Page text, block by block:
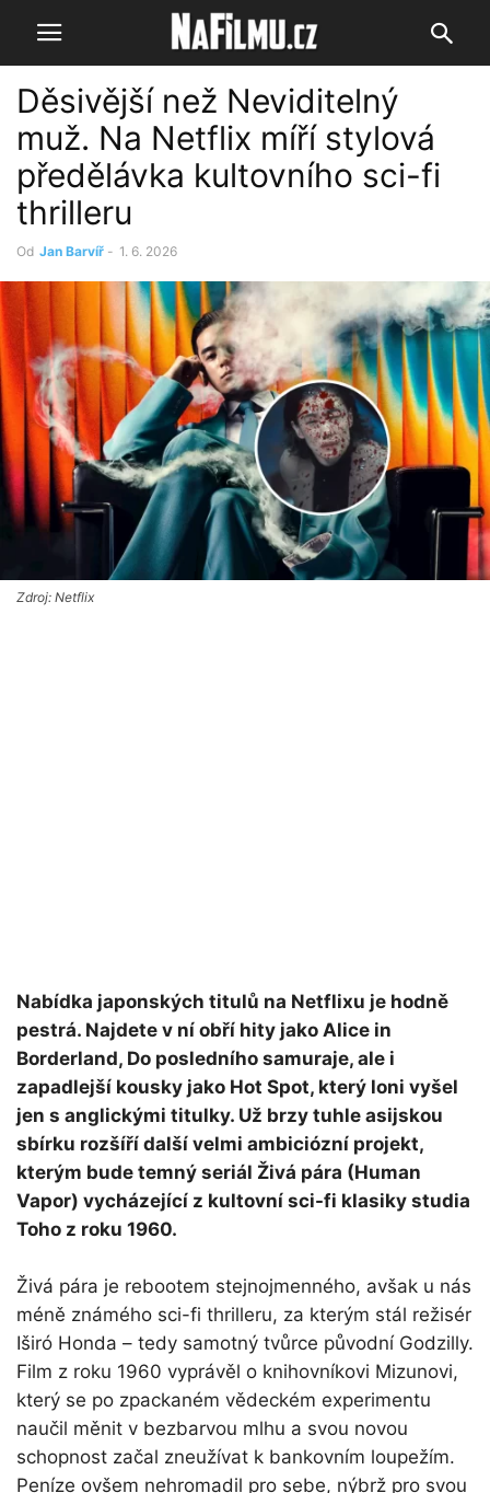
Děsivější než Neviditelný
muž. Na Netflix míří stylová
předělávka kultovního sci-fi
thrilleru
Od Jan Barvíř - 1. 6. 2026
Zdroj: Netflix
Nabídka japonských titulů na Netflixu je hodně
pestrá. Najdete v ní obří hity jako Alice in
Borderland, Do posledního samuraje, ale i
zapadlejší kousky jako Hot Spot, který loni vyšel
jen s anglickými titulky. Už brzy tuhle asijskou
sbírku rozšíří další velmi ambiciózní projekt,
kterým bude temný seriál Živá pára (Human
Vapor) vycházející z kultovní sci-fi klasiky studia
Toho z roku 1960.
Živá pára je rebootem stejnojmenného, avšak u nás
méně známého sci-fi thrilleru, za kterým stál režisér
Iširó Honda – tedy samotný tvůrce původní Godzilly.
Film z roku 1960 vyprávěl o knihovníkovi Mizunovi,
který se po zpackaném vědeckém experimentu
naučil měnit v bezbarvou mlhu a svou novou
schopnost začal zneužívat k bankovním loupežím.
Peníze ovšem nehromadil pro sebe, nýbrž pro svou